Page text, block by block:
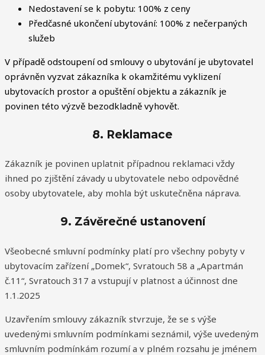
Nedostavení se k pobytu: 100% z ceny
Předčasné ukončení ubytování: 100% z nečerpaných
služeb
V případě odstoupení od smlouvy o ubytování je ubytovatel
oprávněn vyzvat zákazníka k okamžitému vyklizení
ubytovacích prostor a opuštění objektu a zákazník je
povinen této výzvě bezodkladně vyhovět.
8. Reklamace
Zákazník je povinen uplatnit případnou reklamaci vždy
ihned po zjištění závady u ubytovatele nebo odpovědné
osoby ubytovatele, aby mohla být uskutečněna náprava.
9. Závěrečné ustanovení
Všeobecné smluvní podmínky platí pro všechny pobyty v
ubytovacím zařízení „Domek“, Svratouch 58 a „Apartmán
č.11“, Svratouch 317 a vstupují v platnost a účinnost dne
1.1.2025
Uzavřením smlouvy zákazník stvrzuje, že se s výše
uvedenými smluvním podmínkami seznámil, výše uvedeným
smluvním podmínkám rozumí a v plném rozsahu je jménem